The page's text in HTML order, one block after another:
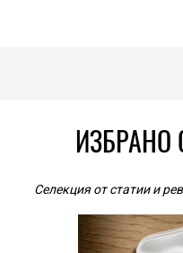
ИЗБРАНО
Селекция от статии и